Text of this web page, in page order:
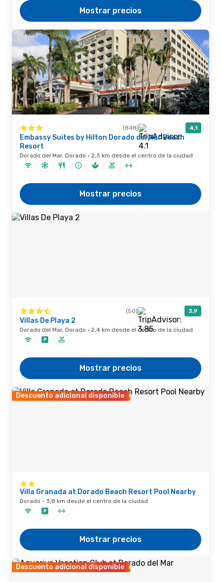
Mostrar precios
(848) 4,1
Embassy Suites by Hilton Dorado del Mar Beach
Resort
Dorado del Mar, Dorado · 2,3 km desde el centro de la ciudad
Mostrar precios
(50) 3,9
Villas De Playa 2
Dorado del Mar, Dorado · 2,4 km desde el centro de la ciudad
Mostrar precios
Descuento adicional disponible
Villa Granada at Dorado Beach Resort Pool Nearby
Dorado · 3,8 km desde el centro de la ciudad
Mostrar precios
Descuento adicional disponible